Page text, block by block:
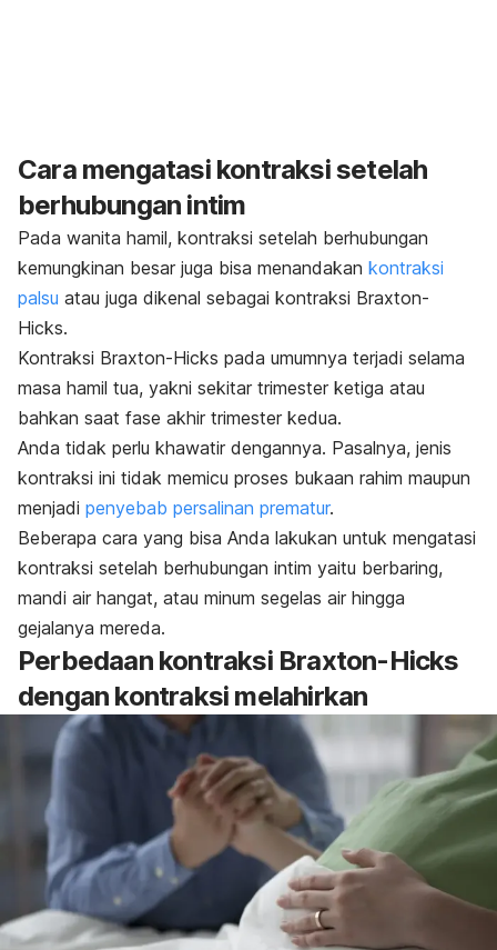
Cara mengatasi kontraksi setelah
berhubungan intim
Pada wanita hamil, kontraksi setelah berhubungan
kemungkinan besar juga bisa menandakan kontraksi
palsu atau juga dikenal sebagai kontraksi Braxton-
Hicks.
Kontraksi Braxton-Hicks pada umumnya terjadi selama
masa hamil tua, yakni sekitar trimester ketiga atau
bahkan saat fase akhir trimester kedua.
Anda tidak perlu khawatir dengannya. Pasalnya, jenis
kontraksi ini tidak memicu proses bukaan rahim maupun
menjadi penyebab persalinan prematur.
Beberapa cara yang bisa Anda lakukan untuk mengatasi
kontraksi setelah berhubungan intim yaitu berbaring,
mandi air hangat, atau minum segelas air hingga
gejalanya mereda.
Perbedaan kontraksi Braxton-Hicks
dengan kontraksi melahirkan